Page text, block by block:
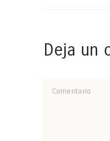
Deja un